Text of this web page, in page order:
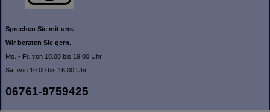
Sprechen Sie mit uns.
Wir beraten Sie gern.
Mo. - Fr. von 10.00 bis 19.00 Uhr.
Sa. von 10.00 bis 16.00 Uhr
06761-9759425